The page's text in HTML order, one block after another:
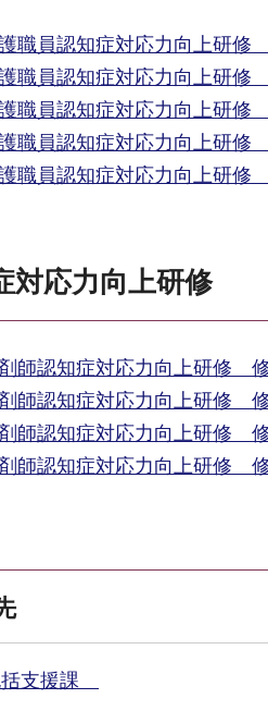
職員認知症対応力向上研修
職員認知症対応力向上研修
職員認知症対応力向上研修
職員認知症対応力向上研修
職員認知症対応力向上研修
対応力向上研修
師認知症対応力向上研修
師認知症対応力向上研修
師認知症対応力向上研修
師認知症対応力向上研修
括支援課